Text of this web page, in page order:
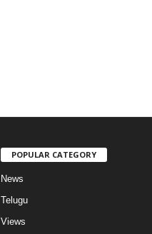
POPULAR CATEGORY
News
Telugu
Views